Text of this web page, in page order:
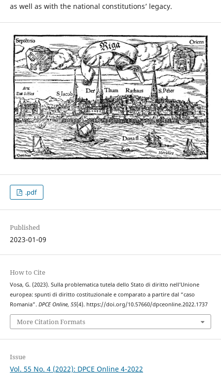
as well as with the national constitutions’ legacy.
.pdf
Published
2023-01-09
How to Cite
Vosa, G. (2023). Sulla problematica tutela dello Stato di diritto nell’Unione
europea: spunti di diritto costituzionale e comparato a partire dal “caso
Romania”. DPCE Online, 55(4). https://doi.org/10.57660/dpceonline.2022.1737
More Citation Formats
Issue
Vol. 55 No. 4 (2022): DPCE Online 4-2022